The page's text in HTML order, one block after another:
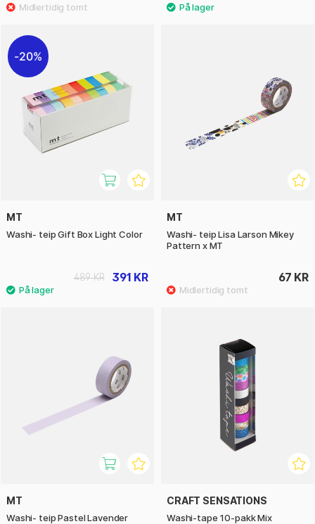
20%
MT
Washi- teip Gift Box Light Color
391 KR
489 KR
MT
Washi- teip Lisa Larson Mikey
Pattern x MT
67 KR
MT
Washi- teip Pastel Lavender
CRAFT SENSATIONS
Washi-tape 10-pakk Mix